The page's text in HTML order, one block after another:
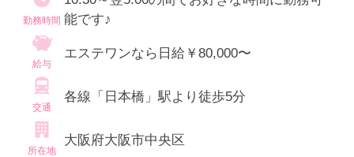
勤務時間 能です♪
給与
エステワンなら日給￥80,000〜
交通
各線「日本橋」駅より徒歩5分
所在地
大阪府大阪市中央区